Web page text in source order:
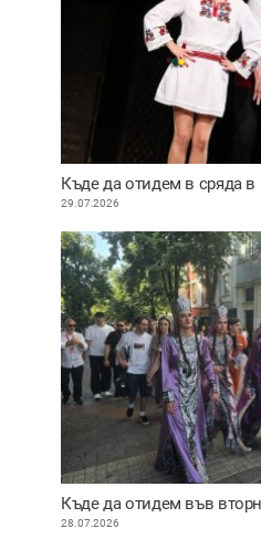
Къде да отидем в сряда
29.07.2026
Къде да отидем във
28.07.2026